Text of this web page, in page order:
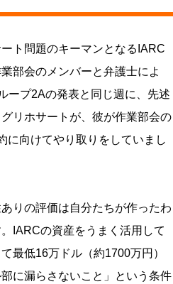
ト問題のキーマンとなるIARC
部会のメンバーと弁護士によ
ープ2Aの発表と同じ週に、先述
リホサートが、彼が作業部会の
に向けてやり取りをしていまし
りの評価は自分たちが作ったわ
IARCの資産をうまく活用して
最低16万ドル（約1700万円）
に漏らさないこと」という条件